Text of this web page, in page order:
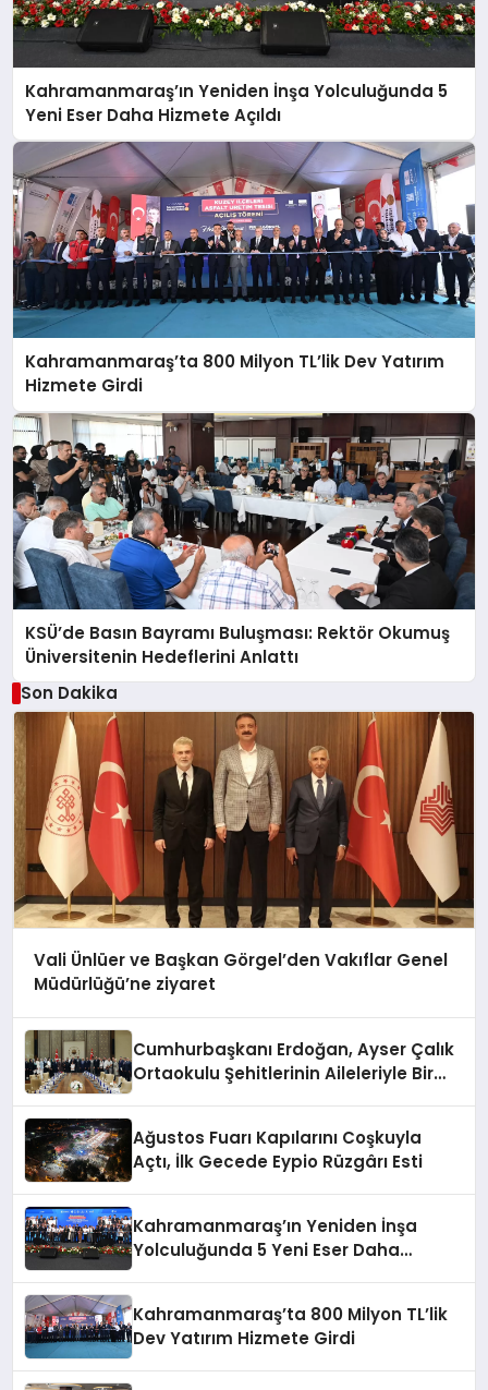
Kahramanmaraş’ın Yeniden İnşa Yolculuğunda 5
Yeni Eser Daha Hizmete Açıldı
Kahramanmaraş’ta 800 Milyon TL’lik Dev Yatırım
Hizmete Girdi
KSÜ’de Basın Bayramı Buluşması: Rektör Okumuş
Üniversitenin Hedeflerini Anlattı
Son Dakika
Vali Ünlüer ve Başkan Görgel’den Vakıflar Genel
Müdürlüğü’ne ziyaret
Cumhurbaşkanı Erdoğan, Ayser Çalık
Ortaokulu Şehitlerinin Aileleriyle Bir
Ağustos Fuarı Kapılarını Coşkuyla
Açtı, İlk Gecede Eypio Rüzgârı Esti
Kahramanmaraş’ın Yeniden İnşa
Yolculuğunda 5 Yeni Eser Daha
Kahramanmaraş’ta 800 Milyon TL’lik
Dev Yatırım Hizmete Girdi